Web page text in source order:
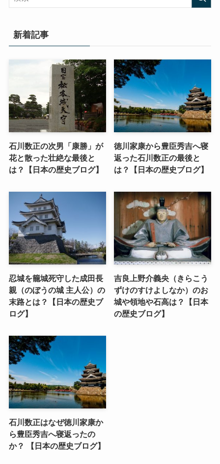
新着記事
石川数正の次男「康勝」が
花と散った壮絶な最後と
は？【日本の歴史ブログ】
徳川家康から豊臣秀吉へ寝
返った石川数正の最後と
は？【日本の歴史ブログ】
忍城を籠城死守した成田長
親（のぼうの城 主人公）の
末路とは？【日本の歴史ブ
ログ】
吉良上野介義央（きらこう
ずけのすけよしなか）のお
城や領地や石高は？【日本
の歴史ブログ】
石川数正はなぜ徳川家康か
ら豊臣秀吉へ寝返ったの
か？ 【日本の歴史ブログ】